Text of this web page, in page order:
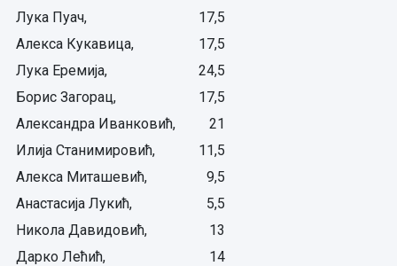
Лука Пуач,
17,5
Алекса Кукавица,
17,5
Лука Еремија,
24,5
Борис Загорац,
17,5
Александра Иванковић,
21
Илија Станимировић,
11,5
Алекса Миташевић,
9,5
Анастасија Лукић,
5,5
Никола Давидовић,
13
Дарко Лећић,
14